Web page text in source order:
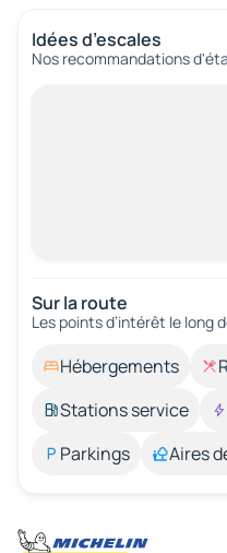
Idées d’escales
Nos recommandations
Sur la route
Les points d’intérêt le long
Hébergements
Stations service
Parkings
Aires